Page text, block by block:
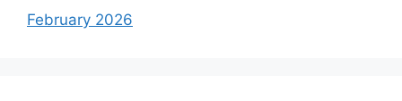
February 2026